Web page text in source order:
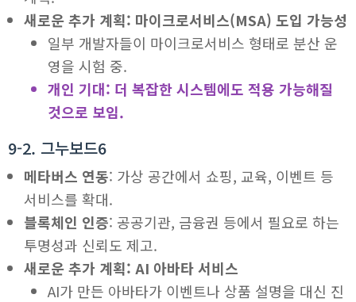
새로운 추가 계획: 마이크로서비스(MSA) 도입 가능성
일부 개발자들이 마이크로서비스 형태로 분산 운
영을 시험 중.
개인 기대: 더 복잡한 시스템에도 적용 가능해질
것으로 보임.
9-2. 그누보드6
메타버스 연동: 가상 공간에서 쇼핑, 교육, 이벤트 등
서비스를 확대.
블록체인 인증: 공공기관, 금융권 등에서 필요로 하는
투명성과 신뢰도 제고.
새로운 추가 계획: AI 아바타 서비스
AI가 만든 아바타가 이벤트나 상품 설명을 대신 진